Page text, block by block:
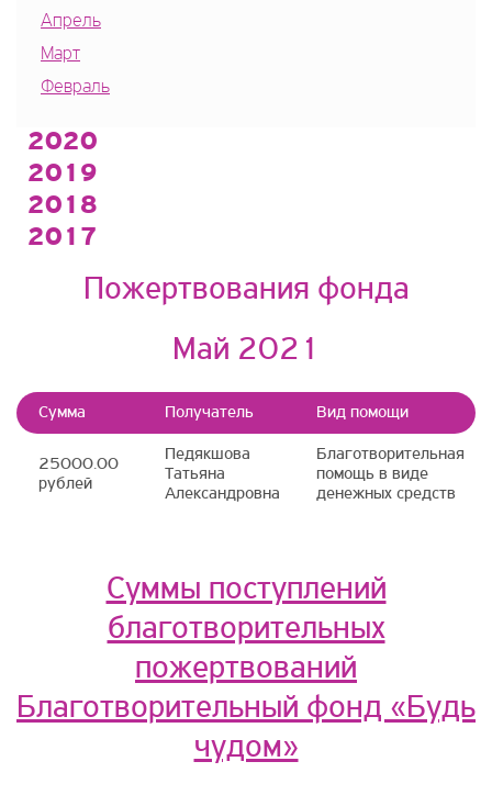
Апрель
Март
Февраль
2020
2019
2018
2017
Пожертвования фонда
Май 2021
Сумма Получатель Вид помощи
25000.00
рублей
Педякшова
Татьяна
Александровна
Благотворительная
помощь в виде
денежных средств
Суммы поступлений
благотворительных
пожертвований
Благотворительный фонд «Будь
чудом»